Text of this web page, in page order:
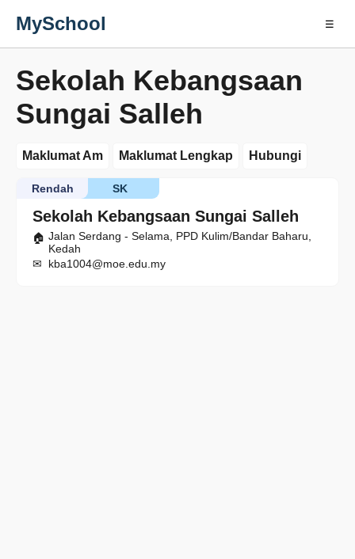
MySchool ☰
Sekolah Kebangsaan
Sungai Salleh
Maklumat Am Maklumat Lengkap Hubungi
Sekolah Kebangsaan Sungai Salleh
SK
Rendah
Jalan Serdang - Selama, PPD Kulim/Bandar Baharu,
Kedah
kba1004@moe.edu.my